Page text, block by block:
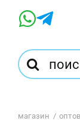
Результат
поиска:
магазин